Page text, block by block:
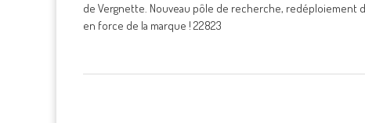
de Vergnette. Nouveau pôle de recherche, redéploiement
en force de la marque ! 22823